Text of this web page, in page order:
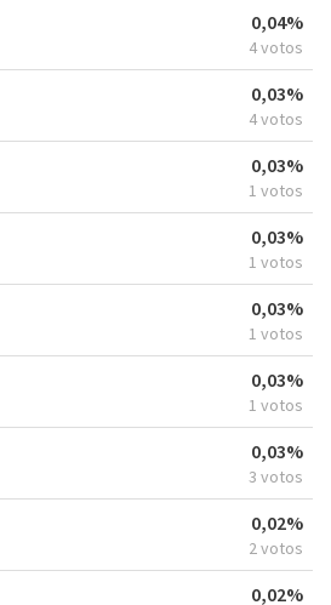
0,04%
4 votos
0,03%
4 votos
0,03%
1 votos
0,03%
1 votos
0,03%
1 votos
0,03%
1 votos
0,03%
3 votos
0,02%
2 votos
0,02%